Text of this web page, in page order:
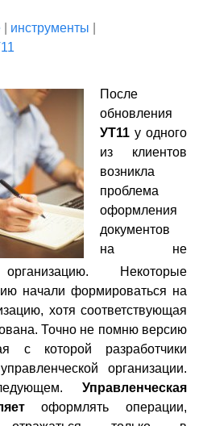
инструменты
После
обновления
УТ11 у одного
из клиентов
возникла
проблема
оформления
документов
на не
Некоторые
начали формироваться на
хотя соответствующая
Точно не помню версию
с которой разработчики
организации.
Управленческая
оформлять операции,